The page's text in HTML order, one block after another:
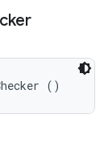
()